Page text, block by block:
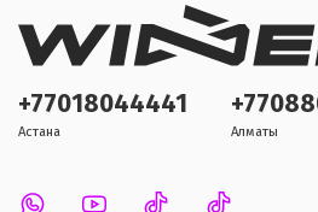
+77018044441
Астана Алматы